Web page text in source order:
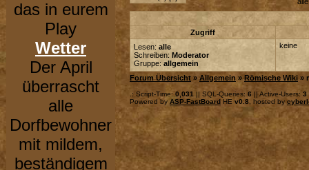
das in eurem
Play
Wetter
Der April
überrascht
alle
Dorfbewohner
mit mildem,
beständigem
Zugriff
Lesen: alle
Schreiben: Moderator
Gruppe: allgemein
keine
Forum Übersicht »Allgemein »Römische Wiki »
.: Script-Time: 0,031 || SQL-Queries: 6 || Active-Users: 3
Powered by ASP-FastBoard HE v0.8 , hosted by